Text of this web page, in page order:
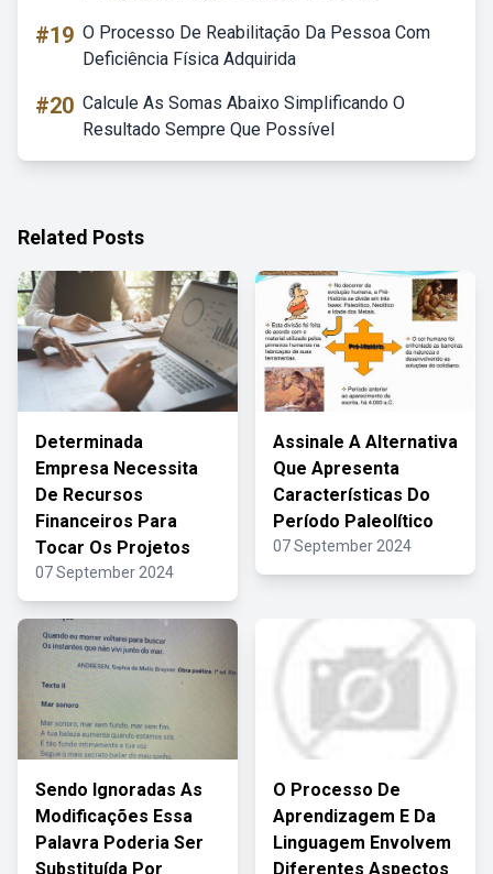
#19 O Processo De Reabilitação Da Pessoa Com
Deficiência Física Adquirida
#20 Calcule As Somas Abaixo Simplificando O
Resultado Sempre Que Possível
Related Posts
Determinada
Empresa Necessita
De Recursos
Financeiros Para
Tocar Os Projetos
07 September 2024
Assinale A Alternativa
Que Apresenta
Características Do
Período Paleolítico
07 September 2024
Sendo Ignoradas As
Modificações Essa
Palavra Poderia Ser
Substituída Por
O Processo De
Aprendizagem E Da
Linguagem Envolvem
Diferentes Aspectos